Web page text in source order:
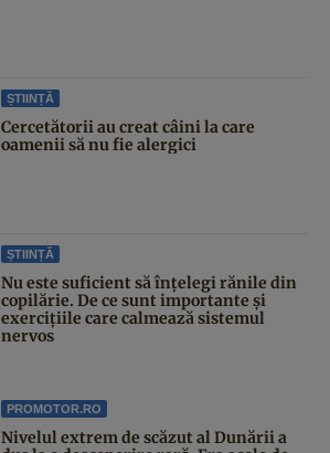
ȘTIINȚĂ
Cercetătorii au creat câini la care
oamenii să nu fie alergici
ȘTIINȚĂ
Nu este suficient să înțelegi rănile din
copilărie. De ce sunt importante și
exercițiile care calmează sistemul
nervos
PROMOTOR.RO
Nivelul extrem de scăzut al Dunării a